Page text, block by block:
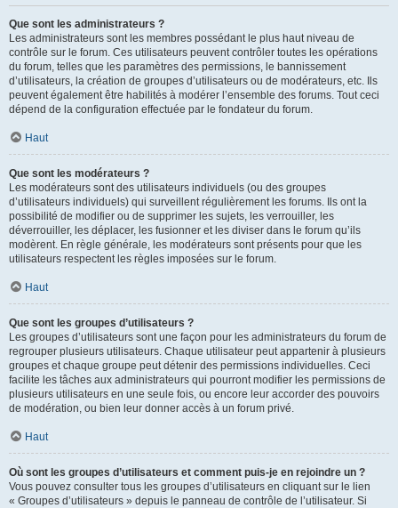
Que sont les administrateurs ?
Les administrateurs sont les membres possédant le plus haut niveau de
contrôle sur le forum. Ces utilisateurs peuvent contrôler toutes les opérations
du forum, telles que les paramètres des permissions, le bannissement
d’utilisateurs, la création de groupes d’utilisateurs ou de modérateurs, etc. Ils
peuvent également être habilités à modérer l’ensemble des forums. Tout ceci
dépend de la configuration effectuée par le fondateur du forum.
Haut
Que sont les modérateurs ?
Les modérateurs sont des utilisateurs individuels (ou des groupes
d’utilisateurs individuels) qui surveillent régulièrement les forums. Ils ont la
possibilité de modifier ou de supprimer les sujets, les verrouiller, les
déverrouiller, les déplacer, les fusionner et les diviser dans le forum qu’ils
modèrent. En règle générale, les modérateurs sont présents pour que les
utilisateurs respectent les règles imposées sur le forum.
Haut
Que sont les groupes d’utilisateurs ?
Les groupes d’utilisateurs sont une façon pour les administrateurs du forum de
regrouper plusieurs utilisateurs. Chaque utilisateur peut appartenir à plusieurs
groupes et chaque groupe peut détenir des permissions individuelles. Ceci
facilite les tâches aux administrateurs qui pourront modifier les permissions de
plusieurs utilisateurs en une seule fois, ou encore leur accorder des pouvoirs
de modération, ou bien leur donner accès à un forum privé.
Haut
Où sont les groupes d’utilisateurs et comment puis-je en rejoindre un ?
Vous pouvez consulter tous les groupes d’utilisateurs en cliquant sur le lien
« Groupes d’utilisateurs » depuis le panneau de contrôle de l’utilisateur. Si